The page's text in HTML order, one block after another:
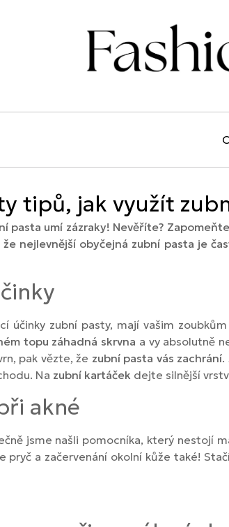
tipů, jak využít
pasta umí zázraky! Nevěříte?
nejlevnější obyčejná zubní pasta je
účinky zubní pasty, mají vašim
topu záhadná skrvna a vy absolutně
pak vězte, že zubní pasta vás zachrání.
Na zubní kartáček dejte silnější
akné
jsme našli pomocníka, který nestojí
pryč a začervenání okolní kůže také!